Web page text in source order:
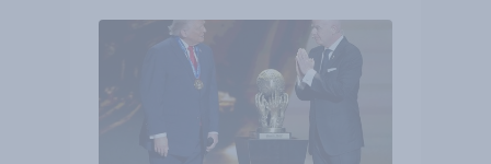
Fußball-WM ohne Politik